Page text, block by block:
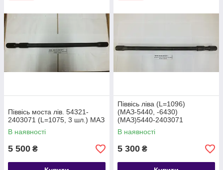
Піввісь моста лів. 54321-
2403071 (L=1075, 3 шл.) МАЗ
В наявності
5 500 ₴
Піввісь ліва (L=1096)
(МАЗ-5440, -6430)
(МАЗ)5440-2403071
В наявності
5 300 ₴